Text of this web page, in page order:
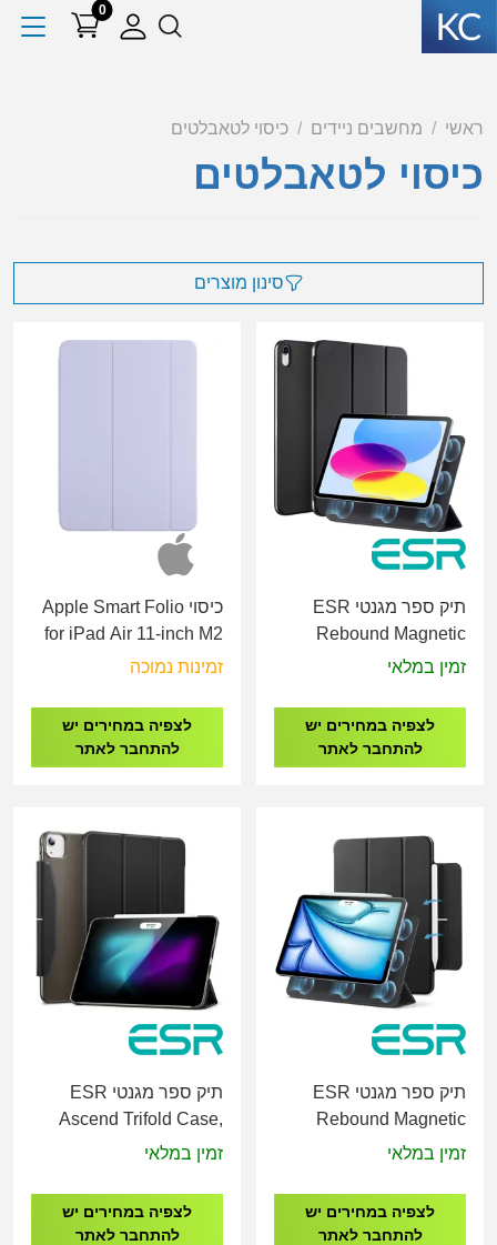
0
ראשי מחשבים ניידים כיסוי לטאבלטים
כיסוי לטאבלטים
סינון מוצרים
תיק ספר מגנטי ESR
Rebound Magnetic
Case for iPad 10 - 10.9"
2025)
זמין במלאי
לצפיה במחירים יש
להתחבר לאתר
כיסוי Apple Smart Folio
for iPad Air 11-inch M2
Light Viole
זמינות נמוכה
לצפיה במחירים יש
להתחבר לאתר
תיק ספר מגנטי ESR
Rebound Magnetic
Case, Compatible with
זמין במלאי
לצפיה במחירים יש
להתחבר לאתר
תיק ספר מגנטי ESR
Ascend Trifold Case,
Compatible with iPad
זמין במלאי
לצפיה במחירים יש
להתחבר לאתר